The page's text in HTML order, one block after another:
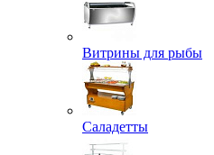
Витрины для рыбы
Саладетты